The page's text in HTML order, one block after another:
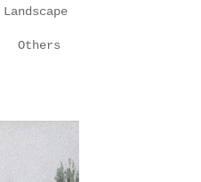
Landscape
Others